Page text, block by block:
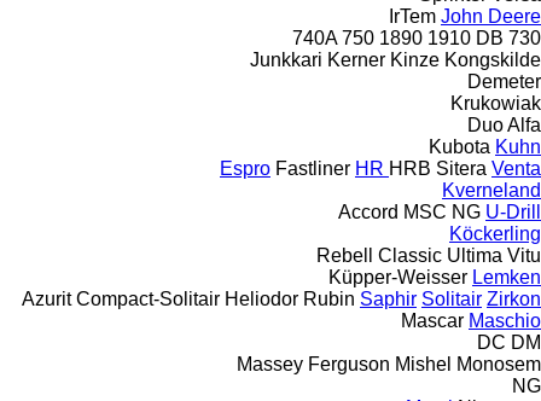
IrTem John Deere
730
740A 750 1890 1910 DB
Junkkari Kerner Kinze Kongskilde
Demeter
Krukowiak
Duo Alfa
Kubota Kuhn
Espro Fastliner HR HRB Sitera Venta
Kverneland
Accord MSC NG U-Drill
Köckerling
Rebell Classic Ultima Vitu
Küpper-Weisser Lemken
Azurit Compact-Solitair Heliodor Rubin Saphir Solitair Zirkon
Mascar Maschio
DC DM
Massey Ferguson Mishel Monosem
NG